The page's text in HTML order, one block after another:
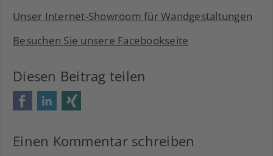
Unser Internet-Showroom für Wandgestaltungen
Besuchen Sie unsere Facebookseite
Diesen Beitrag teilen
FacebookLinkedIn
Einen Kommentar schreiben